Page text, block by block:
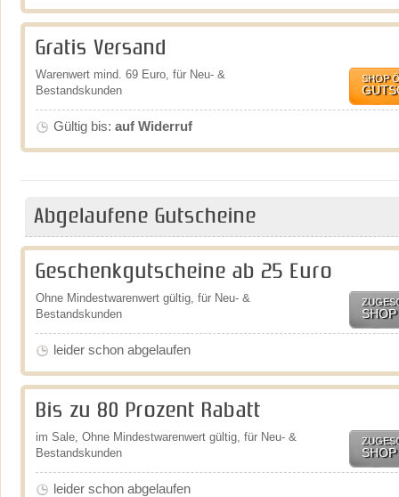
Gratis Versand
Warenwert mind. 69 Euro, für Neu- &
Bestandskunden
SHOP
Gültig bis: auf Widerruf
Abgelaufene Gutscheine
Geschenkgutscheine ab 25 Euro
Ohne Mindestwarenwert gültig, für Neu- &
Bestandskunden
leider schon abgelaufen
Bis zu 80 Prozent Rabatt
im Sale, Ohne Mindestwarenwert gültig, für Neu- &
Bestandskunden
leider schon abgelaufen